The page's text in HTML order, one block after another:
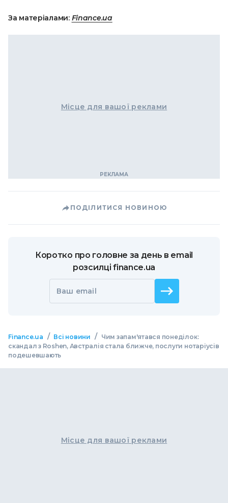
За матеріалами: Finance.ua
Місце для вашої реклами
ПОДІЛИТИСЯ НОВИНОЮ
Коротко про головне за день в email
розсилці finance.ua
Ваш email
Finance.ua / Всі новини /
Чим запам'ятався понеділок:
скандал з Roshen, Австралія стала ближче, послуги нотаріусів
подешевшають
Місце для вашої реклами